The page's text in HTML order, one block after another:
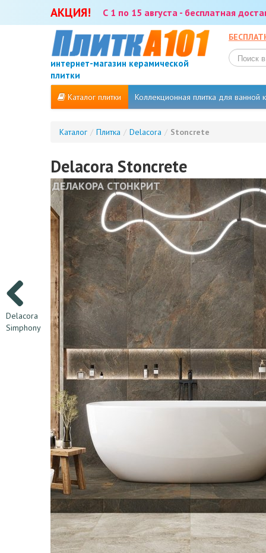
АКЦИЯ! С 1 по 15 августа - бесплатная
интернет-магазин керамической
плитки
Каталог плитки Коллекционная плитка для ванной
Каталог / Плитка / Delacora / Stoncrete
Delacora
Simphony
Delacora Stoncrete
ДЕЛАКОРА СТОНКРИТ